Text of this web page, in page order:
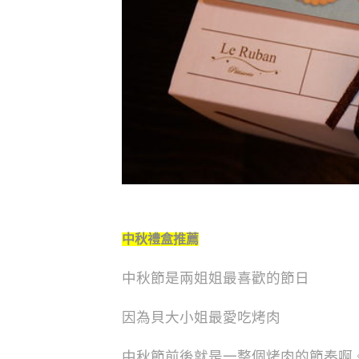
中秋禮盒推薦
中秋節是兩姐姐最喜歡的節日
因為貝大小姐最愛吃烤肉